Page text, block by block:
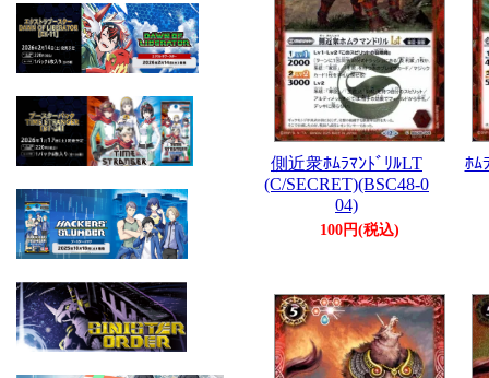
側近衆ﾎﾑﾗﾏﾝﾄﾞﾘﾙLT
(C/SECRET)(BSC48-0
04)
100円(税込)
ﾎﾑ